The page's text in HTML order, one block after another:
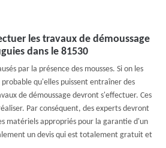
les travaux de démoussage
dans le 81530
par la présence des mousses. Si on les
qu'elles puissent entraîner des
de démoussage devront s'effectuer. Ces
Par conséquent, des experts devront
matériels appropriés pour la garantie d'un
un devis qui est totalement gratuit et